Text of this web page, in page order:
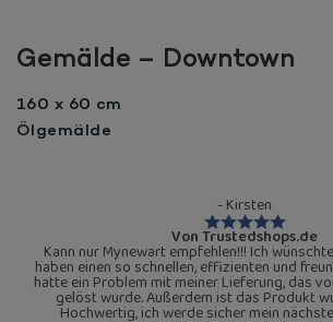
Gemälde – Downtown
160 x 60 cm
Ölgemälde
- Kirsten
Von Trustedshops.de
Kann nur Mynewart empfehlen!!! Ich
haben einen so schnellen, effizienten und
hatte ein Problem mit meiner Lieferung, das
gelöst wurde. Außerdem ist das Produkt
Hochwertig, ich werde sicher mein